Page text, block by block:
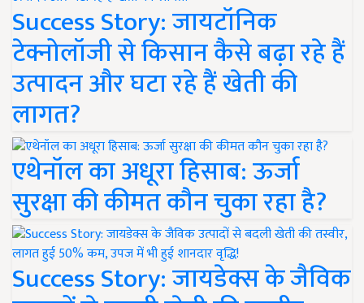
Success Story: जायटॉनिक
टेक्नोलॉजी से किसान कैसे बढ़ा रहे हैं
उत्पादन और घटा रहे हैं खेती की
लागत?
एथेनॉल का अधूरा हिसाब: ऊर्जा
सुरक्षा की कीमत कौन चुका रहा है?
Success Story: जायडेक्स के जैविक